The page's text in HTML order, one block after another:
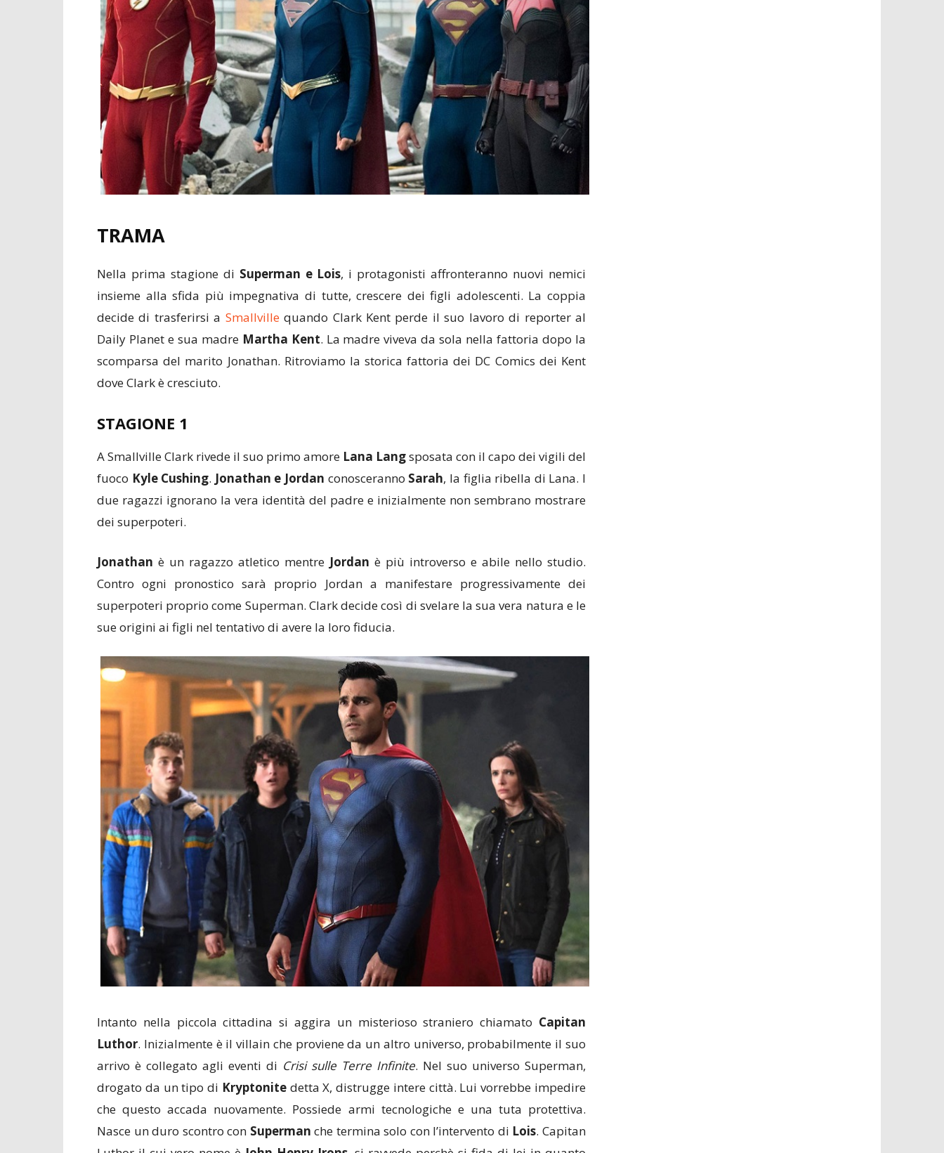
TRAMA
Nella prima stagione di Superman e Lois, i protagonisti affronteranno nuovi nemici
insieme alla sfida più impegnativa di tutte, crescere dei figli adolescenti. La coppia
decide di trasferirsi a Smallvillequando Clark Kent perde il suo lavoro di reporter al
Daily Planet e sua madre Martha Kent. La madre viveva da sola nella fattoria dopo la
scomparsa del marito Jonathan. Ritroviamo la storica fattoria dei DC Comics dei Kent
dove Clark è cresciuto.
STAGIONE 1
A Smallville Clark rivede il suo primo amore Lana Langsposata con il capo dei vigili del
fuoco Kyle Cushing. Jonathan e Jordan conosceranno Sarah, la figlia ribella di Lana. I
due ragazzi ignorano la vera identità del padre e inizialmente non sembrano mostrare
dei superpoteri.
Jonathan è un ragazzo atletico mentre Jordan è più introverso e abile nello studio.
Contro ogni pronostico sarà proprio Jordan a manifestare progressivamente dei
superpoteri proprio come Superman. Clark decide così di svelare la sua vera natura e le
sue origini ai figli nel tentativo di avere la loro fiducia.
Intanto nella piccola cittadina si aggira un misterioso straniero chiamato Capitan
Luthor. Inizialmente è il villain che proviene da un altro universo, probabilmente il suo
arrivo è collegato agli eventi di Crisi sulle Terre Infinite. Nel suo universo Superman,
drogato da un tipo di Kryptonitedetta X, distrugge intere città. Lui vorrebbe impedire
che questo accada nuovamente. Possiede armi tecnologiche e una tuta protettiva.
Nasce un duro scontro con Superman che termina solo con l’intervento di Lois. Capitan